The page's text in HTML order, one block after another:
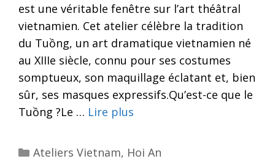
est une véritable fenêtre sur l’art théâtral
vietnamien. Cet atelier célèbre la tradition
du Tuồng, un art dramatique vietnamien né
au XIIIe siècle, connu pour ses costumes
somptueux, son maquillage éclatant et, bien
sûr, ses masques expressifs.Qu’est-ce que le
Tuồng ?Le … Lire plus
Categories
Ateliers Vietnam, Hoi An